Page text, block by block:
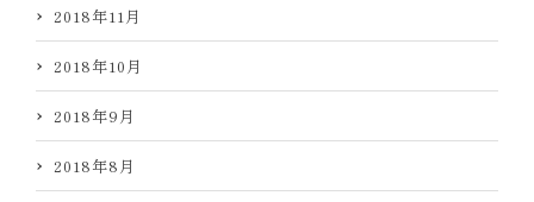
2018年11月
2018年10月
2018年9月
2018年8月